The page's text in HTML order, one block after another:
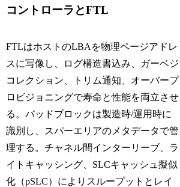
コントローラとFTL
FTLはホストのLBAを物理ページアドレ
スに写像し、ログ構造書込み、ガーベジ
コレクション、トリム通知、オーバープ
ロビジョニングで寿命と性能を両立させ
る。バッドブロックは製造時/運用時に
識別し、スパーエリアのメタデータで管
理する。チャネル間インターリーブ、ラ
イトキャッシング、SLCキャッシュ擬似
化（pSLC）によりスループットとレイ